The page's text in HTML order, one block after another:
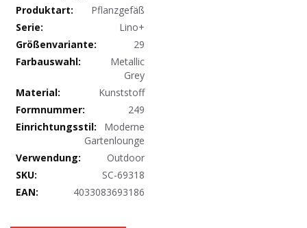
Produktdaten
Pflanzgefäß
Lino+
29
Metallic
Grey
Kunststoff
249
Moderne
Gartenlounge
Outdoor
SC-69318
4033083693186